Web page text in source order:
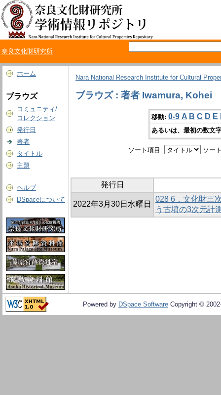
奈良文化財研究所
ホーム
ブラウズ
コミュニティ/
コレクション
発行日
著者
タイトル
主題
ヘルプ
DSpaceについて
Nara National Research Institute for Cultural
ブラウズ : 著者 Iwamura, Kohei
移動: 0-9 A B C D E
あるいは、最初の数文
ソート項目: ソー
発行日
2022年3月30日水曜日
028 6．文化財三
う古墳の3次元計
Powered by DSpace Software Copyright ©